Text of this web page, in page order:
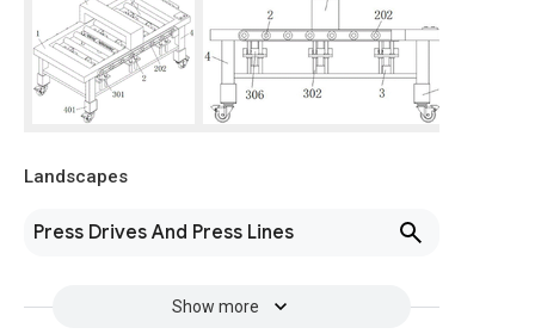
Landscapes
Press Drives And Press Lines
Show more